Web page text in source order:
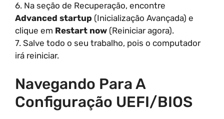
6. Na seção de Recuperação, encontre
Advanced startup (Inicialização Avançada) e
clique em Restart now (Reiniciar agora).
7. Salve todo o seu trabalho, pois o computador
irá reiniciar.
Navegando Para A
Configuração UEFI/BIOS